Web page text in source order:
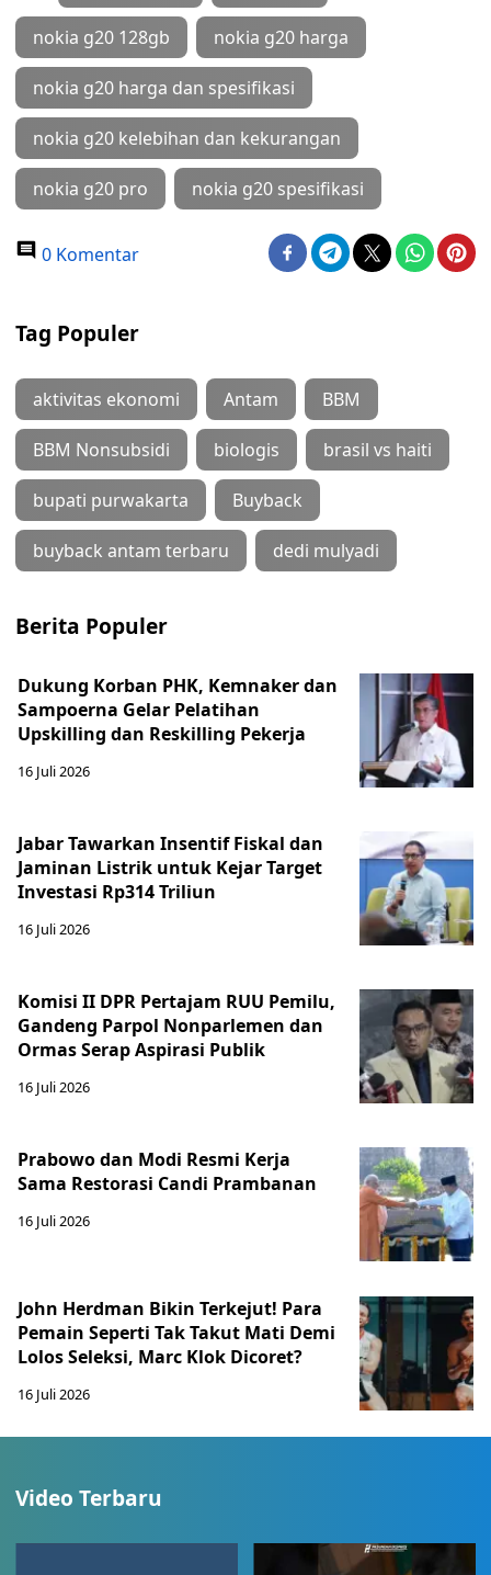
nokia g20 128gb nokia g20 harga
nokia g20 harga dan spesifikasi
nokia g20 kelebihan dan kekurangan
nokia g20 pro nokia g20 spesifikasi
0 Komentar
Tag Populer
aktivitas ekonomi Antam BBM
BBM Nonsubsidi biologis brasil vs haiti
bupati purwakarta Buyback
buyback antam terbaru dedi mulyadi
Berita Populer
Dukung Korban PHK, Kemnaker dan
Sampoerna Gelar Pelatihan
Upskilling dan Reskilling Pekerja
16 Juli 2026
Jabar Tawarkan Insentif Fiskal dan
Jaminan Listrik untuk Kejar Target
Investasi Rp314 Triliun
16 Juli 2026
Komisi II DPR Pertajam RUU Pemilu,
Gandeng Parpol Nonparlemen dan
Ormas Serap Aspirasi Publik
16 Juli 2026
Prabowo dan Modi Resmi Kerja
Sama Restorasi Candi Prambanan
16 Juli 2026
John Herdman Bikin Terkejut! Para
Pemain Seperti Tak Takut Mati Demi
Lolos Seleksi, Marc Klok Dicoret?
16 Juli 2026
Video Terbaru